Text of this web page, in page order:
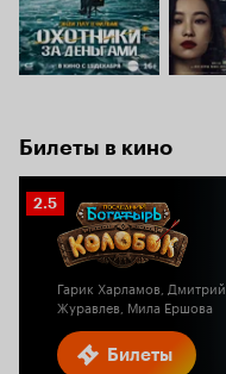
Билеты в кино
Билеты
Рейтинг
Кинопоиска
2.5
Гарик Харламов, Дмитрий
Журавлев, Мила Ершова